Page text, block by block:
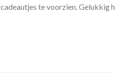
cadeautjes te voorzien. Gelukkig